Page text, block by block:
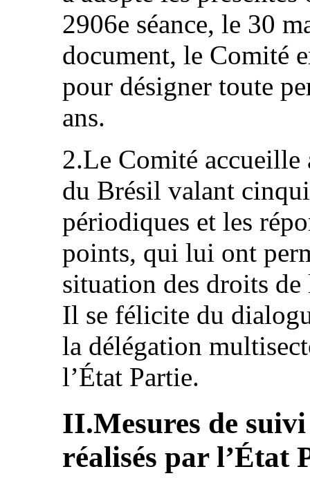
2906e séance, le 30
document, le Comité
pour désigner toute
ans.
2.Le Comité accueille
du Brésil valant
périodiques et les
points, qui lui ont
situation des droits de
Il se félicite du
la délégation
l’État Partie.
II.Mesures de
réalisés par l’État